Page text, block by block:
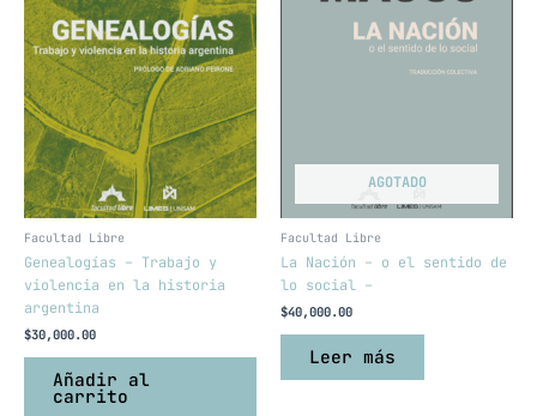
Facultad Libre
Genealogías – Trabajo y
violencia en la historia
argentina
$30,000.00
Añadir al
carrito
AGOTADO
Facultad Libre
La Nación – o el sentido de
lo social –
$40,000.00
Leer más